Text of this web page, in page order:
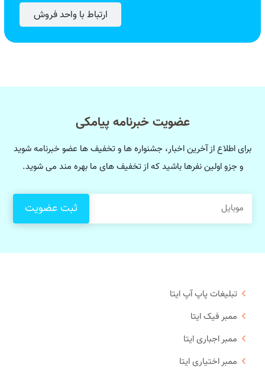
ارتباط با واحد فروش
عضویت خبرنامه پیامکی
برای اطلاع از آخرین اخبار، جشنواره ها و تخفیف ها عضو خبرنامه شوید
و جزو اولین نفرها باشید که از تخفیف های ما بهره مند می شوید.
تبلیغات پاپ آپ ایتا
ممبر فیک ایتا
ممبر اجباری ایتا
ممبر اختیاری ایتا